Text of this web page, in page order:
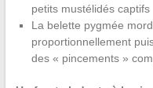
petits mustélidés captifs
La belette pygmée
proportionnellement
des « pincements »